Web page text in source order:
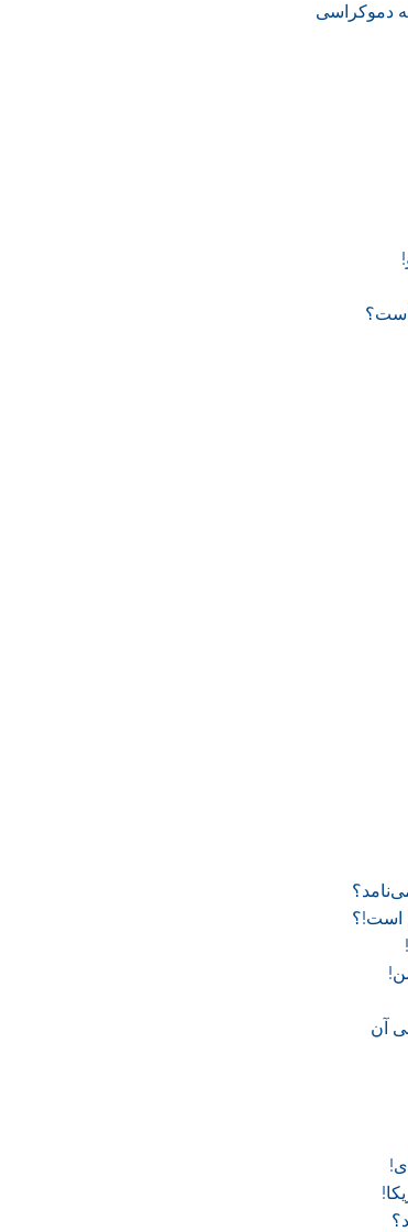
دموکراسی
است!؟
آن